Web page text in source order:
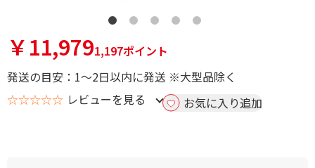
￥11,9791,197ポイント
発送の目安：1～2日以内に発送 ※大型品除く
☆☆☆☆☆ レビューを見る お気に入り追加